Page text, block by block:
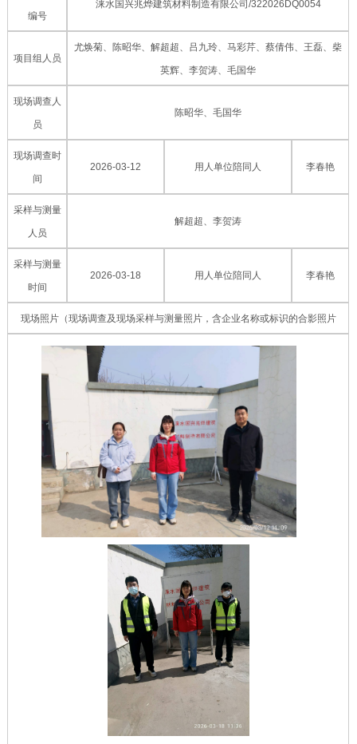
编号
涞水国兴兆烨建筑材料制造有限公司/322026DQ0054
项目组人员
尤焕菊、陈昭华、解超超、吕九玲、马彩芹、蔡倩伟、王磊、柴
英辉、李贺涛、毛国华
现场调查人
员
陈昭华、毛国华
现场调查时
间
2026-03-12 用人单位陪同人 李春艳
采样与测量
人员
解超超、李贺涛
采样与测量
时间
2026-03-18 用人单位陪同人 李春艳
现场照片（现场调查及现场采样与测量照片，含企业名称或标识的合影照片